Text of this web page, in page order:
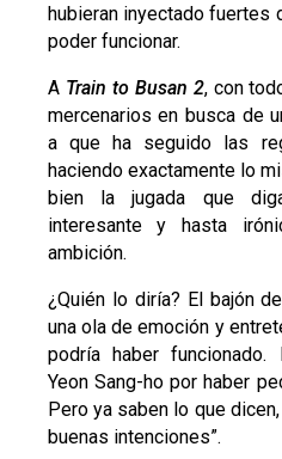
hubieran inyectado
poder funcionar.
ATrain to Busan 2, con
mercenarios en busca de
a que ha seguido las
haciendo exactamente lo
bien la jugada que
interesante y hasta
ambición.
¿Quién lo diría? El bajón
una ola de emoción y
podría haber
Yeon Sang-ho por haber
Pero ya saben lo que
buenas intenciones”.